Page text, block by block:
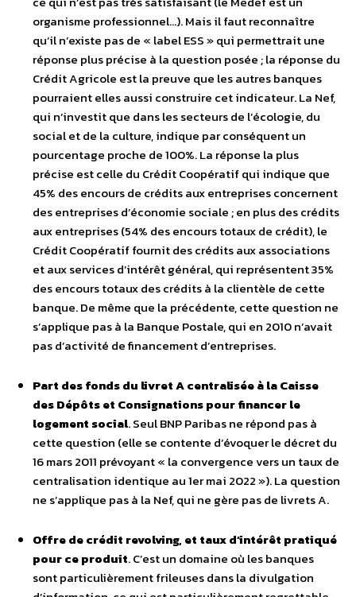
organisme professionnel…). Mais il faut reconnaître
qu’il n’existe pas de « label ESS » qui permettrait une
réponse plus précise à la question posée ; la réponse du
Crédit Agricole est la preuve que les autres banques
pourraient elles aussi construire cet indicateur. La Nef,
qui n’investit que dans les secteurs de l’écologie, du
social et de la culture, indique par conséquent un
pourcentage proche de 100%. La réponse la plus
précise est celle du Crédit Coopératif qui indique que
45% des encours de crédits aux entreprises concernent
des entreprises d’économie sociale ; en plus des crédits
aux entreprises (54% des encours totaux de crédit), le
Crédit Coopératif fournit des crédits aux associations
et aux services d’intérêt général, qui représentent 35%
des encours totaux des crédits à la clientèle de cette
banque. De même que la précédente, cette question ne
s’applique pas à la Banque Postale, qui en 2010 n’avait
pas d’activité de financement d’entreprises.
Part des fonds du livret A centralisée à la Caisse
des Dépôts et Consignations pour financer le
logement social. Seul BNP Paribas ne répond pas à
cette question (elle se contente d’évoquer le décret du
16 mars 2011 prévoyant « la convergence vers un taux de
centralisation identique au 1er mai 2022 »). La question
ne s’applique pas à la Nef, qui ne gère pas de livrets A.
Offre de crédit revolving, et taux d’intérêt pratiqué
pour ce produit. C’est un domaine où les banques
sont particulièrement frileuses dans la divulgation